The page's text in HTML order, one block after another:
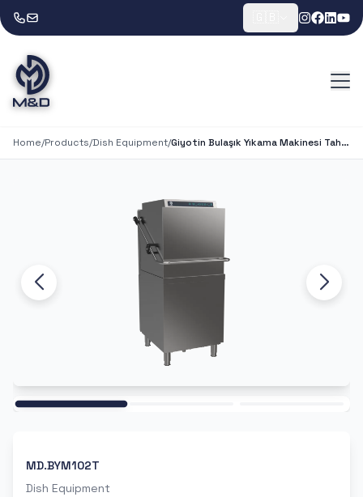
Home/Products/Dish Equipment/ Giyotin Bulaşık Yıkama Makinesi Tahliye Pompalı
MD.BYM102T
Dish Equipment